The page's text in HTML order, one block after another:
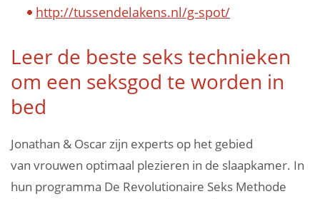
http://tussendelakens.nl/g-spot/
Leer de beste seks technieken
om een seksgod te worden in
bed
Jonathan & Oscar zijn experts op het gebied
van vrouwen optimaal plezieren in de slaapkamer. In
hun programma De Revolutionaire Seks Methode